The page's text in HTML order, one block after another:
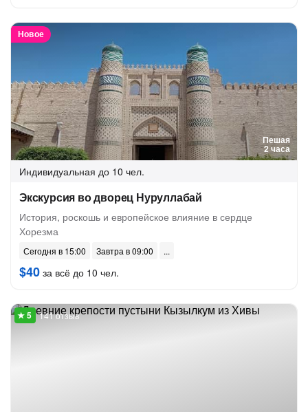
Новое
Пешая
2 часа
Индивидуальная до 10 чел.
Экскурсия во дворец Нуруллабай
История, роскошь и европейское влияние в сердце
Хорезма
Сегодня в 15:00 Завтра в 09:00
$40 за всё до 10 чел.
141 отзыв